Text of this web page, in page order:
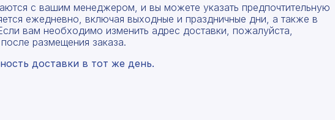
с вашим менеджером, и вы можете указать предпочтительную
ежедневно, включая выходные и праздничные дни, а также в
вам необходимо изменить адрес доставки, пожалуйста,
размещения заказа.
доставки в тот же день.